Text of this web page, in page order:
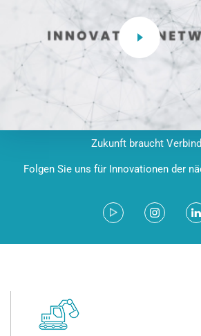
Zukunft braucht
Folgen Sie uns für Innovationen der